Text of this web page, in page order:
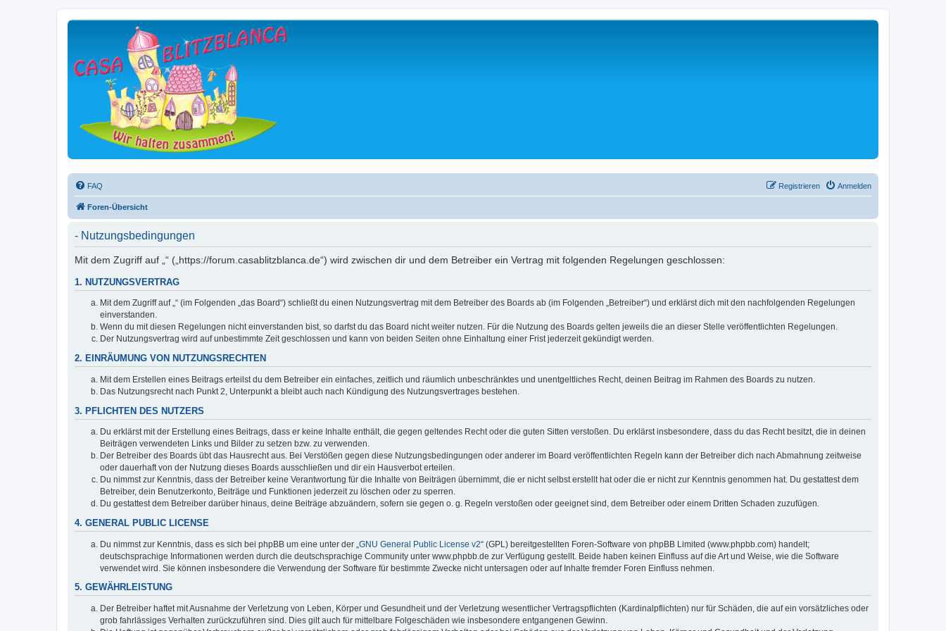
FAQ Anmelden
Registrieren
Foren-Übersicht
- Nutzungsbedingungen
Mit dem Zugriff auf „“ („https://forum.casablitzblanca.de“) wird zwischen dir und dem Betreiber ein Vertrag mit folgenden Regelungen geschlossen:
1. NUTZUNGSVERTRAG
Mit dem Zugriff auf „“ (im Folgenden „das Board“) schließt du einen Nutzungsvertrag mit dem Betreiber des Boards ab (im Folgenden „Betreiber“) und erklärst dich mit den nachfolgenden Regelungen
einverstanden.
Wenn du mit diesen Regelungen nicht einverstanden bist, so darfst du das Board nicht weiter nutzen. Für die Nutzung des Boards gelten jeweils die an dieser Stelle veröffentlichten Regelungen.
Der Nutzungsvertrag wird auf unbestimmte Zeit geschlossen und kann von beiden Seiten ohne Einhaltung einer Frist jederzeit gekündigt werden.
2. EINRÄUMUNG VON NUTZUNGSRECHTEN
Mit dem Erstellen eines Beitrags erteilst du dem Betreiber ein einfaches, zeitlich und räumlich unbeschränktes und unentgeltliches Recht, deinen Beitrag im Rahmen des Boards zu nutzen.
Das Nutzungsrecht nach Punkt 2, Unterpunkt a bleibt auch nach Kündigung des Nutzungsvertrages bestehen.
3. PFLICHTEN DES NUTZERS
Du erklärst mit der Erstellung eines Beitrags, dass er keine Inhalte enthält, die gegen geltendes Recht oder die guten Sitten verstoßen. Du erklärst insbesondere, dass du das Recht besitzt, die in deinen
Beiträgen verwendeten Links und Bilder zu setzen bzw. zu verwenden.
Der Betreiber des Boards übt das Hausrecht aus. Bei Verstößen gegen diese Nutzungsbedingungen oder anderer im Board veröffentlichten Regeln kann der Betreiber dich nach Abmahnung zeitweise
oder dauerhaft von der Nutzung dieses Boards ausschließen und dir ein Hausverbot erteilen.
Du nimmst zur Kenntnis, dass der Betreiber keine Verantwortung für die Inhalte von Beiträgen übernimmt, die er nicht selbst erstellt hat oder die er nicht zur Kenntnis genommen hat. Du gestattest dem
Betreiber, dein Benutzerkonto, Beiträge und Funktionen jederzeit zu löschen oder zu sperren.
Du gestattest dem Betreiber darüber hinaus, deine Beiträge abzuändern, sofern sie gegen o. g. Regeln verstoßen oder geeignet sind, dem Betreiber oder einem Dritten Schaden zuzufügen.
4. GENERAL PUBLIC LICENSE
Du nimmst zur Kenntnis, dass es sich bei phpBB um eine unter der „ GNU General Public License v2“ (GPL) bereitgestellten Foren-Software von phpBB Limited (www.phpbb.com) handelt;
deutschsprachige Informationen werden durch die deutschsprachige Community unter www.phpbb.de zur Verfügung gestellt. Beide haben keinen Einfluss auf die Art und Weise, wie die Software
verwendet wird. Sie können insbesondere die Verwendung der Software für bestimmte Zwecke nicht untersagen oder auf Inhalte fremder Foren Einfluss nehmen.
5. GEWÄHRLEISTUNG
Der Betreiber haftet mit Ausnahme der Verletzung von Leben, Körper und Gesundheit und der Verletzung wesentlicher Vertragspflichten (Kardinalpflichten) nur für Schäden, die auf ein vorsätzliches oder
grob fahrlässiges Verhalten zurückzuführen sind. Dies gilt auch für mittelbare Folgeschäden wie insbesondere entgangenen Gewinn.